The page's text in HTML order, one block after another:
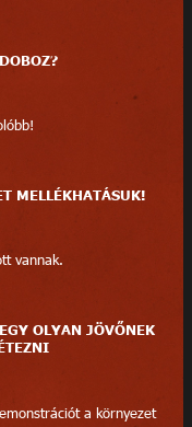
MELLÉKHATÁSUK!
vannak.
OLYAN JÖVŐNEK
a környezet